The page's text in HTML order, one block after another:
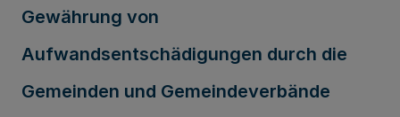
Gewährung von
Aufwandsentschädigungen durch die
Gemeinden und Gemeindeverbände